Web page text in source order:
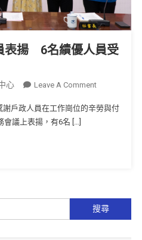
表揚 6名績優人員受
心 Leave A Comment
謝戶政人員在工作崗位的辛勞與付
議上表揚，有6名 […]